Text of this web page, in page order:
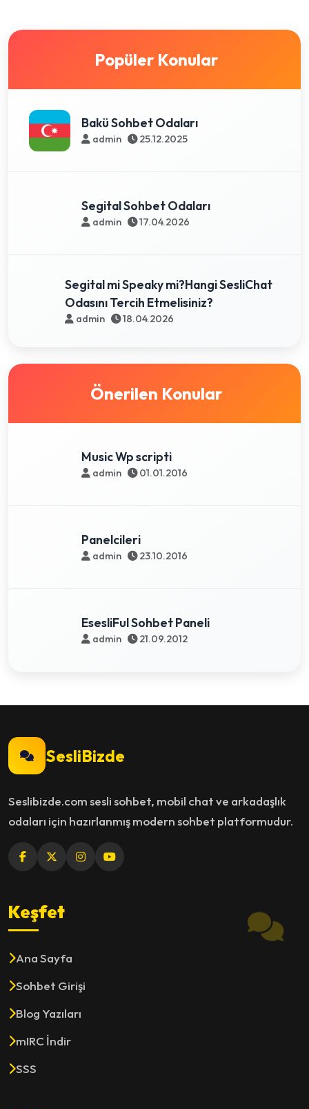
Popüler Konular
Bakü Sohbet Odaları
admin 25.12.2025
Segital Sohbet Odaları
admin 17.04.2026
Segital mi Speaky mi?Hangi SesliChat
Odasını Tercih Etmelisiniz?
admin 18.04.2026
Önerilen Konular
Music Wp scripti
admin 01.01.2016
Panelcileri
admin 23.10.2016
EsesliFul Sohbet Paneli
admin 21.09.2012
SesliBizde
Seslibizde.com sesli sohbet, mobil chat ve arkadaşlık
odaları için hazırlanmış modern sohbet platformudur.
Keşfet
Ana Sayfa
Sohbet Girişi
Blog Yazıları
mIRC İndir
SSS